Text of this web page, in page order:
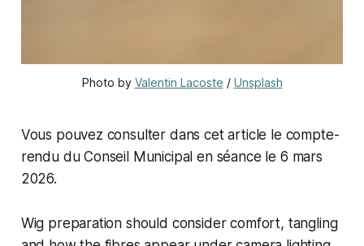
Photo by Valentin Lacoste / Unsplash
Vous pouvez consulter dans cet article le compte-
rendu du Conseil Municipal en séance le 6 mars
2026.
Wig preparation should consider comfort, tangling